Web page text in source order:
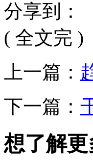
分享到：
( 全文完 )
上一篇：
下一篇：
想了解